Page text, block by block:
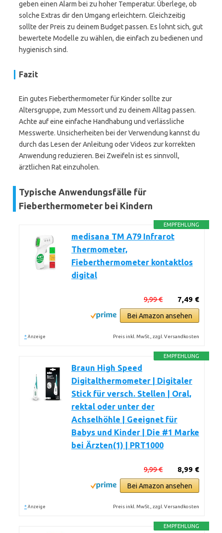
geben einen Alarm bei zu hoher Temperatur. Überlege, ob
solche Extras dir den Umgang erleichtern. Gleichzeitig
sollte der Preis zu deinem Budget passen. Es lohnt sich, gut
bewertete Modelle zu wählen, die einfach zu bedienen und
hygienisch sind.
Fazit
Ein gutes Fieberthermometer für Kinder sollte zur
Altersgruppe, zum Messort und zu deinem Alltag passen.
Achte auf eine einfache Handhabung und verlässliche
Messwerte. Unsicherheiten bei der Verwendung kannst du
durch das Lesen der Anleitung oder Videos zur korrekten
Anwendung reduzieren. Bei Zweifeln ist es sinnvoll,
ärztlichen Rat einzuholen.
Typische Anwendungsfälle für
Fieberthermometer bei Kindern
EMPFEHLUNG
medisana TM A79 Infrarot
Thermometer,
Fieberthermometer kontaktlos
digital
7,49 €
9,99 €
Bei Amazon ansehen
* Anzeige Preis inkl. MwSt., zzgl. Versandkosten
EMPFEHLUNG
Braun High Speed
Digitalthermometer | Digitaler
Stick für versch. Stellen | Oral,
rektal oder unter der
Achselhöhle | Geeignet für
Babys und Kinder | Die #1 Marke
bei Ärzten(1) | PRT1000
8,99 €
9,99 €
Bei Amazon ansehen
* Anzeige Preis inkl. MwSt., zzgl. Versandkosten
EMPFEHLUNG